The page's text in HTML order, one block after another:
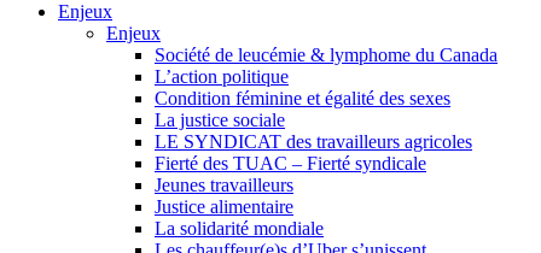
Enjeux
Enjeux
Société de leucémie & lymphome du Canada
L’action politique
Condition féminine et égalité des sexes
La justice sociale
LE SYNDICAT des travailleurs agricoles
Fierté des TUAC – Fierté syndicale
Jeunes travailleurs
Justice alimentaire
La solidarité mondiale